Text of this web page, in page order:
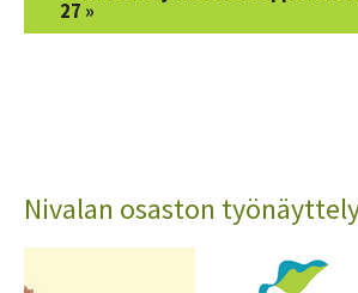
27 »
Nivalan osaston